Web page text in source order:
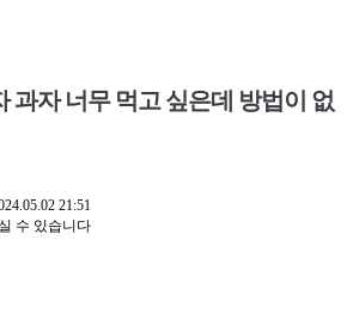
과자 너무 먹고 싶은데 방법이 없
21:51
수 있습니다